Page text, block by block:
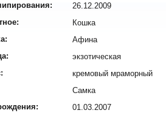
26.12.2009
Кошка
Афина
экзотическая
кремовый мраморный
Самка
01.03.2007